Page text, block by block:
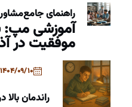
راهنمای جامع
آموزشی مپ:
موفقیت در
1404/09/10
راندمان